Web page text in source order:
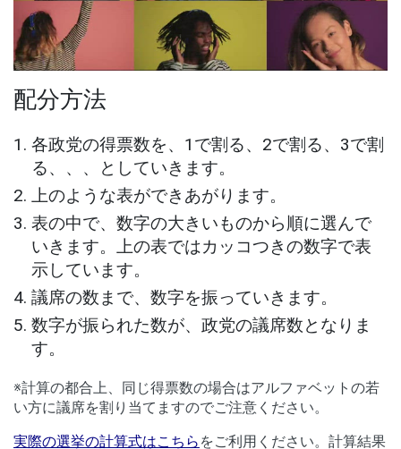
配分方法
各政党の得票数を、1で割る、2で割る、3で割
る、、、としていきます。
上のような表ができあがります。
表の中で、数字の大きいものから順に選んで
いきます。上の表ではカッコつきの数字で表
示しています。
議席の数まで、数字を振っていきます。
数字が振られた数が、政党の議席数となりま
す。
※計算の都合上、同じ得票数の場合はアルファベットの若
い方に議席を割り当てますのでご注意ください。
実際の選挙の計算式はこちら をご利用ください。計算結果